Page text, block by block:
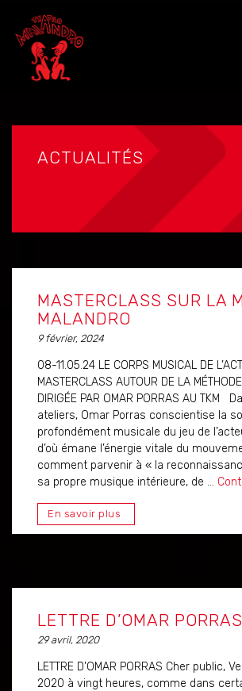
ACTUALITÉS
MASTERCLASS SUR LA
MALANDRO
9 février, 2024
08-11.05.24 LE CORPS MUSICAL DE
MASTERCLASS AUTOUR DE LA
DIRIGÉE PAR OMAR PORRAS AU TKM
ateliers, Omar Porras conscientise la
profondément musicale du jeu de
d’où émane l’énergie vitale du
comment parvenir à « la
sa propre musique intérieure, de …
En savoir plus
LETTRE D’OMAR PORRAS
29 avril, 2020
LETTRE D’OMAR PORRAS Cher public,
2020 à vingt heures, comme dans